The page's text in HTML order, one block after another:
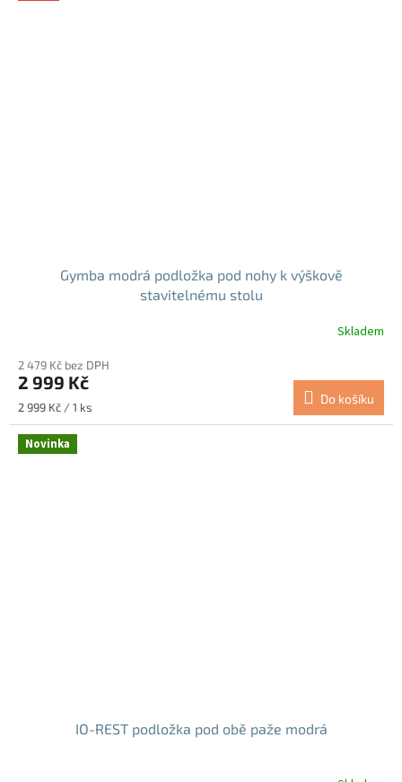
Gymba modrá podložka pod nohy k výškově
stavitelnému stolu
Skladem
2 479 Kč bez DPH
2 999 Kč
Měrná
cena:
2 999 Kč / 1 ks
Do košíku
Novinka
IO-REST podložka pod obě paže modrá